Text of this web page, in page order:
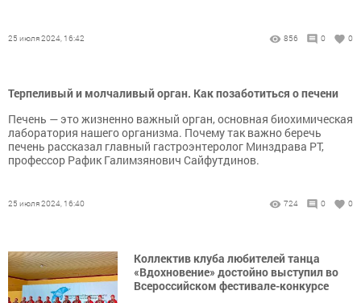
25 июля 2024, 16:42 856 0 0
Терпеливый и молчаливый орган. Как позаботиться о печени
Печень — это жизненно важный орган, основная биохимическая
лаборатория нашего организма. Почему так важно беречь
печень рассказал главный гастроэнтеролог Минздрава РТ,
профессор Рафик Галимзянович Сайфутдинов.
25 июля 2024, 16:40 724 0 0
Коллектив клуба любителей танца
«Вдохновение» достойно выступил во
Всероссийском фестивале-конкурсе